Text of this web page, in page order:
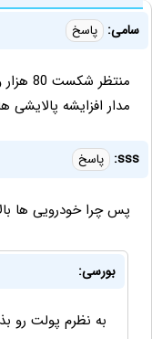
سامی: پاسخ
مدار افزایشه
sss: پاسخ
پس چرا خودرویی ها
بورسی:
به نظرم پولت رو